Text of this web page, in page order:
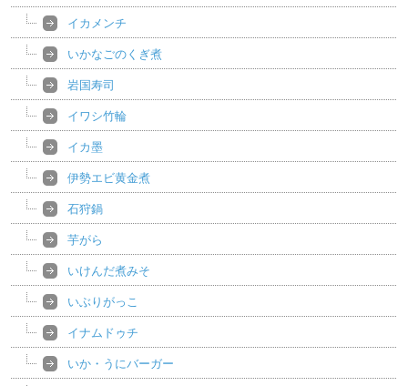
イカメンチ
いかなごのくぎ煮
岩国寿司
イワシ竹輪
イカ墨
伊勢エビ黄金煮
石狩鍋
芋がら
いけんだ煮みそ
いぶりがっこ
イナムドゥチ
いか・うにバーガー